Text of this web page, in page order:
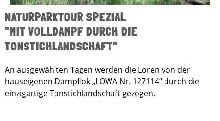
NATURPARKTOUR SPEZIAL
"MIT VOLLDAMPF DURCH DIE
TONSTICHLANDSCHAFT"
An ausgewählten Tagen werden die Loren von der
hauseigenen Dampflok „LOWA Nr. 127114“ durch die
einzigartige Tonstichlandschaft gezogen.